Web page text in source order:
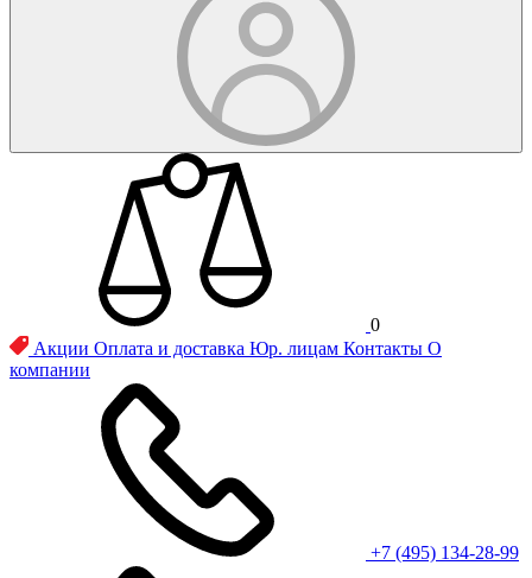
0
Акции Оплата и доставка Юр. лицам Контакты О
компании
+7 (495) 134-28-99